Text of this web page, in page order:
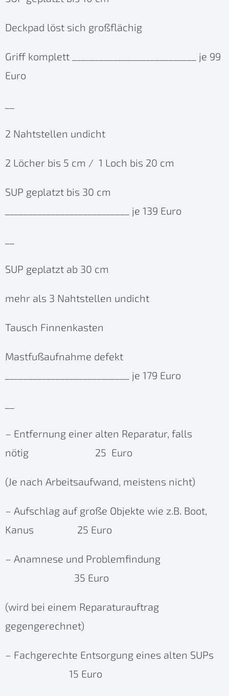
Deckpad löst sich großflächig
Griff komplett ___________________________ je 99
Euro
2 Nahtstellen undicht
2 Löcher bis 5 cm / 1 Loch bis 20 cm
SUP geplatzt bis 30 cm
___________________________ je 139 Euro
SUP geplatzt ab 30 cm
mehr als 3 Nahtstellen undicht
Tausch Finnenkasten
Mastfußaufnahme defekt
___________________________ je 179 Euro
– Entfernung einer alten Reparatur, falls
nötig
25 Euro
(Je nach Arbeitsaufwand, meistens nicht)
– Aufschlag auf große Objekte wie z.B. Boot,
Kanus 25 Euro
– Anamnese und Problemfindung
35 Euro
(wird bei einem Reparaturauftrag
gegengerechnet)
– Fachgerechte Entsorgung eines alten SUPs
15 Euro